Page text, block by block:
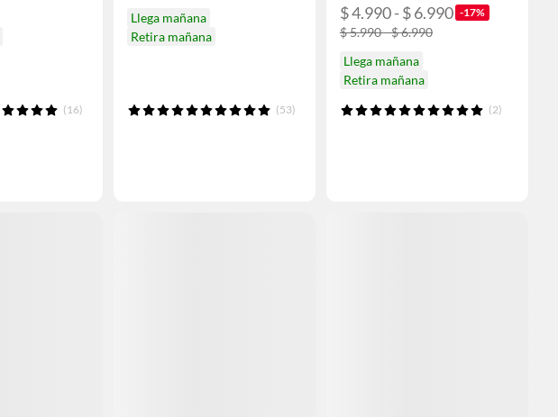
(16)
Llega mañana
Retira mañana
(53)
$ 4.990 - $ 6.990 -17%
$ 5.990 - $ 6.990
Llega mañana
Retira mañana
(2)